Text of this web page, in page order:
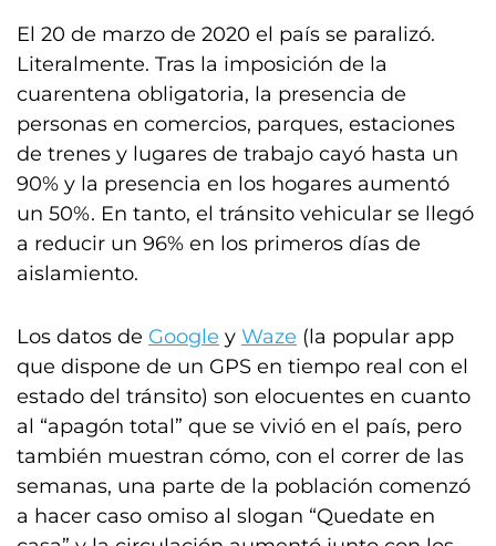
El 20 de marzo de 2020 el país se paralizó.
Literalmente. Tras la imposición de la
cuarentena obligatoria, la presencia de
personas en comercios, parques, estaciones
de trenes y lugares de trabajo cayó hasta un
90% y la presencia en los hogares aumentó
un 50%. En tanto, el tránsito vehicular se llegó
a reducir un 96% en los primeros días de
aislamiento.
Los datos de Google y Waze (la popular app
que dispone de un GPS en tiempo real con el
estado del tránsito) son elocuentes en cuanto
al “apagón total” que se vivió en el país, pero
también muestran cómo, con el correr de las
semanas, una parte de la población comenzó
a hacer caso omiso al slogan “Quedate en